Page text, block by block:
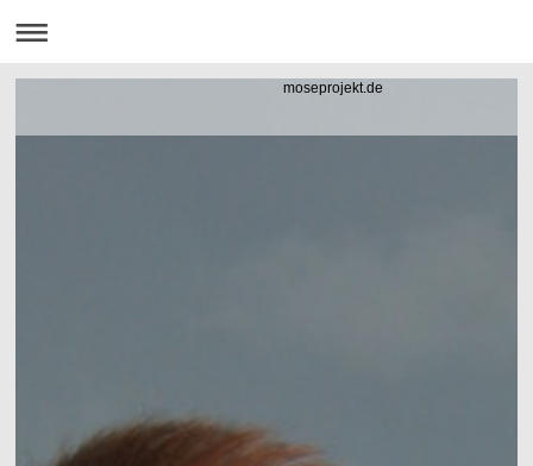
moseprojekt.de